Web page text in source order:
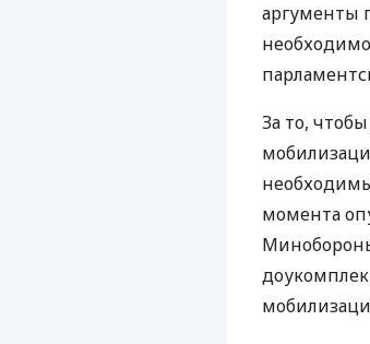
аргументы
За то,
момента